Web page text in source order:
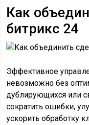
Как
битрикс 24
Эффективное
невозможно без
дублирующихся или
сократить ошибки,
ускорить обработку